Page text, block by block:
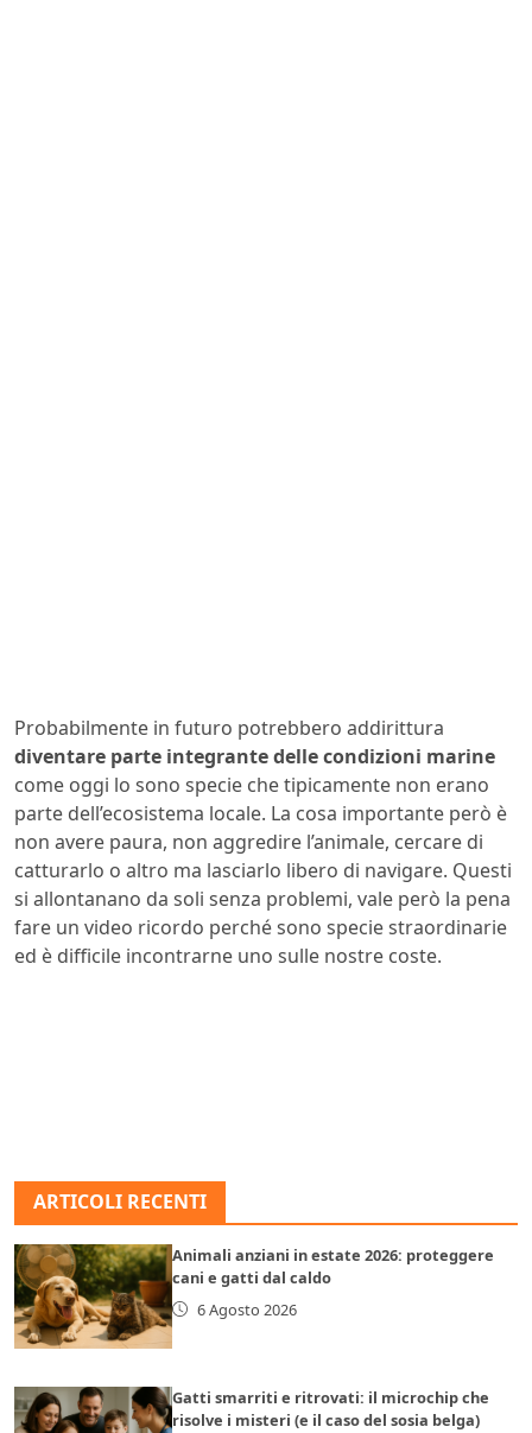
Probabilmente in futuro potrebbero addirittura
diventare parte integrante delle condizioni marine
come oggi lo sono specie che tipicamente non erano
parte dell’ecosistema locale. La cosa importante però è
non avere paura, non aggredire l’animale, cercare di
catturarlo o altro ma lasciarlo libero di navigare. Questi
si allontanano da soli senza problemi, vale però la pena
fare un video ricordo perché sono specie straordinarie
ed è difficile incontrarne uno sulle nostre coste.
ARTICOLI RECENTI
Animali anziani in estate 2026: proteggere
cani e gatti dal caldo
6 Agosto 2026
Gatti smarriti e ritrovati: il microchip che
risolve i misteri (e il caso del sosia belga)